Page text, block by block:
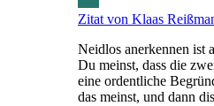
Zitat von Klaas
Neidlos anerkennen ist
Du meinst, dass die
eine ordentliche
das meinst, und dann